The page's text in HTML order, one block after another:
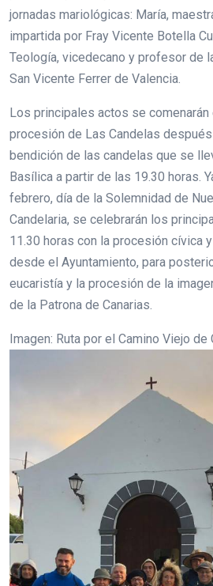
jornadas mariológicas: María,
impartida por Fray Vicente Botella
Teología, vicedecano y profesor de
San Vicente Ferrer de Valencia.
Los principales actos se
procesión de Las Candelas
bendición de las candelas que se
Basílica a partir de las 19.30 horas.
febrero, día de la Solemnidad de
Candelaria, se celebrarán los
11.30 horas con la procesión cívica
desde el Ayuntamiento, para
eucaristía y la procesión de la
de la Patrona de Canarias.
Imagen: Ruta por el Camino Viejo de